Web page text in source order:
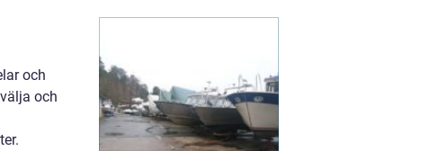
och
och
förhållanden. Rä...